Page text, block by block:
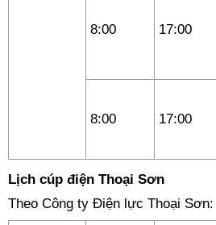
8:00 17:00
8:00 17:00
Lịch cúp điện Thoại Sơn
Theo Công ty Điện lực Thoại Sơn: